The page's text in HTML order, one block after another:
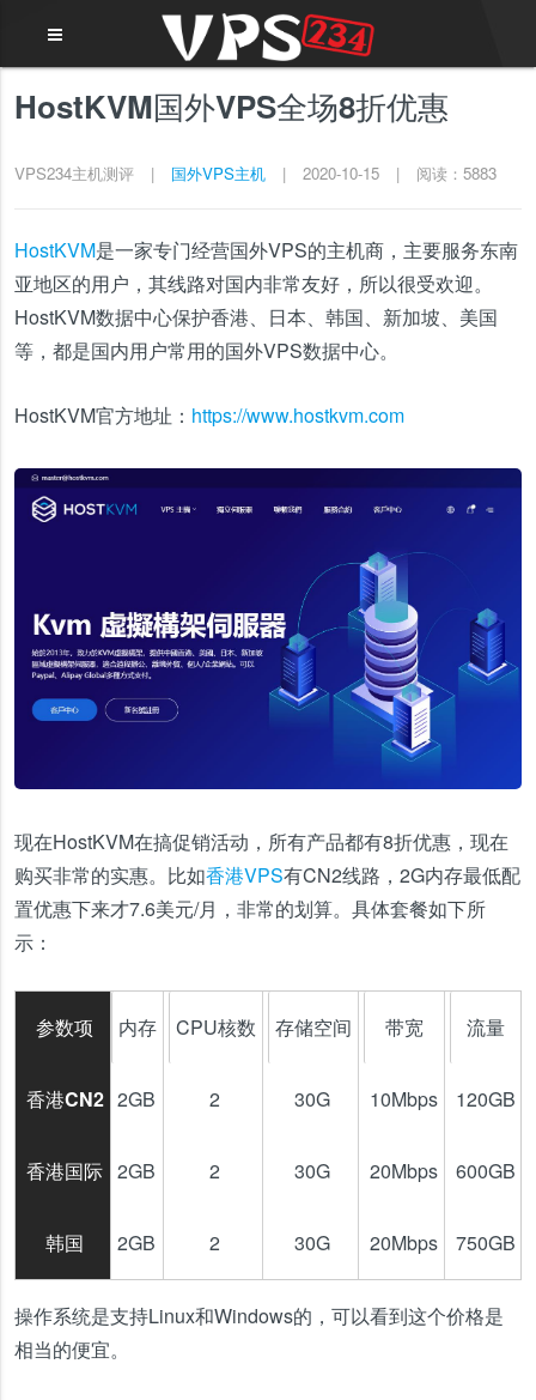
HostKVM国外VPS全场8折优惠
VPS234主机测评 | 国外VPS主机 | 2020-10-15 | 阅读：5883
HostKVM是一家专门经营国外VPS的主机商，主要服务东南
亚地区的用户，其线路对国内非常友好，所以很受欢迎。
HostKVM数据中心保护香港、日本、韩国、新加坡、美国
等，都是国内用户常用的国外VPS数据中心。
HostKVM官方地址： https://www.hostkvm.com
现在HostKVM在搞促销活动，所有产品都有8折优惠，现在
购买非常的实惠。比如香港VPS有CN2线路，2G内存最低配
置优惠下来才7.6美元/月，非常的划算。具体套餐如下所
示：
参数项
香港CN2
香港国际
韩国
内存
2GB
2GB
2GB
CPU核数
2
2
2
存储空间
30G
30G
30G
带宽
10Mbps
20Mbps
20Mbps
流量
120GB
600GB
750GB
操作系统是支持Linux和Windows的，可以看到这个价格是
相当的便宜。